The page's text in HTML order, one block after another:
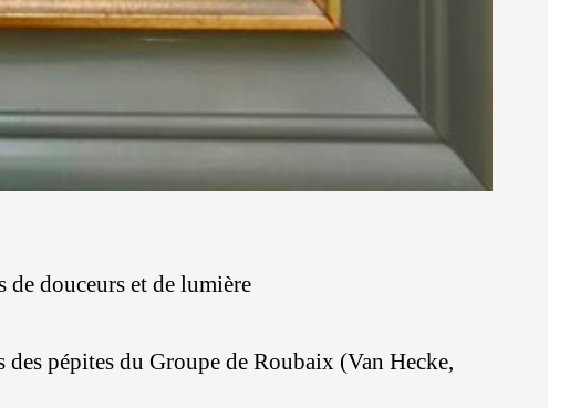
douceurs et de lumière
pépites du Groupe de Roubaix (Van Hecke,